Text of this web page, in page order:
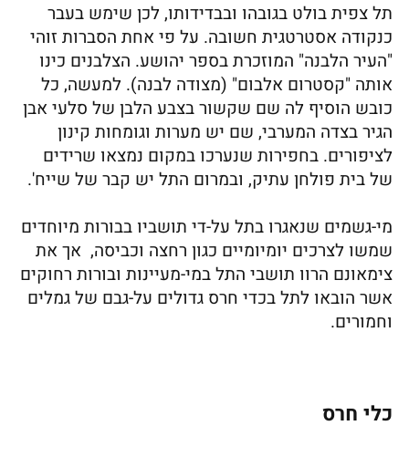
תל צפית בולט בגובהו ובבדידותו, לכן שימש בעבר
כנקודה אסטרטגית חשובה. על פי אחת הסברות זוהי
"העיר הלבנה" המוזכרת בספר יהושע. הצלבנים כינו
אותה "קסטרום אלבום" (מצודה לבנה). למעשה, כל
כובש הוסיף לה שם שקשור בצבע הלבן של סלעי אבן
הגיר בצדה המערבי, שם יש מערות וגומחות קינון
לציפורים. בחפירות שנערכו במקום נמצאו שרידים
של בית פולחן עתיק, ובמרום התל יש קבר של שייח'.
מי-גשמים שנאגרו בתל על-די תושביו בבורות מיוחדים
שמשו לצרכים יומיומיים כגון רחצה וכביסה, אך את
צימאונם הרוו תושבי התל במי-מעיינות ובורות רחוקים
אשר הובאו לתל בכדי חרס גדולים על-גבם של גמלים
וחמורים.
כלי חרס